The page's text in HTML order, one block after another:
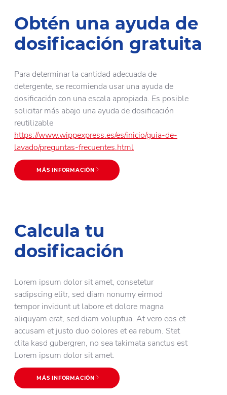
Obtén una ayuda de
dosificación gratuita
Para determinar la cantidad adecuada de
detergente, se recomienda usar una ayuda de
dosificación con una escala apropiada. Es posible
solicitar más abajo una ayuda de dosificación
reutilizable
https://www.wippexpress.es/es/inicio/guia-de-
lavado/preguntas-frecuentes.html
MÁS INFORMACIÓN
Calcula tu
dosificación
Lorem ipsum dolor sit amet, consetetur
sadipscing elitr, sed diam nonumy eirmod
tempor invidunt ut labore et dolore magna
aliquyam erat, sed diam voluptua. At vero eos et
accusam et justo duo dolores et ea rebum. Stet
clita kasd gubergren, no sea takimata sanctus est
Lorem ipsum dolor sit amet.
MÁS INFORMACIÓN